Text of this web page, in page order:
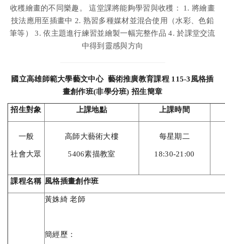
收穫繪畫的不同樂趣。 這堂課將能夠學習與收穫： 1. 將繪畫
技法應用至插畫中 2. 熟習多種媒材並混合使用（水彩、色鉛
筆等） 3. 依主題進行練習並繪製一幅完整作品 4. 於課堂交流
中得到靈感與方向
國立高雄師範大學藝文中心 藝術推廣教育課程 115-3風格插
畫創作班(非學分班) 招生簡章
招生對象 上課地點 上課時間
一般
社會大眾
高師大藝術大樓
5406素描教室
每星期二
18:30-21:00
課程名稱 風格插畫創作班
黃姝綺 老師
簡經歷：